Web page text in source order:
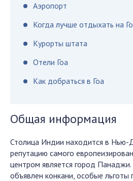
Аэропорт
Когда лучше отдыхать на
Курорты штата
Отели Гоа
Как добраться в Гоа
Общая информация
Столица Индии находится в Нью-
репутацию самого
центром является город
объявлен конкани, особые